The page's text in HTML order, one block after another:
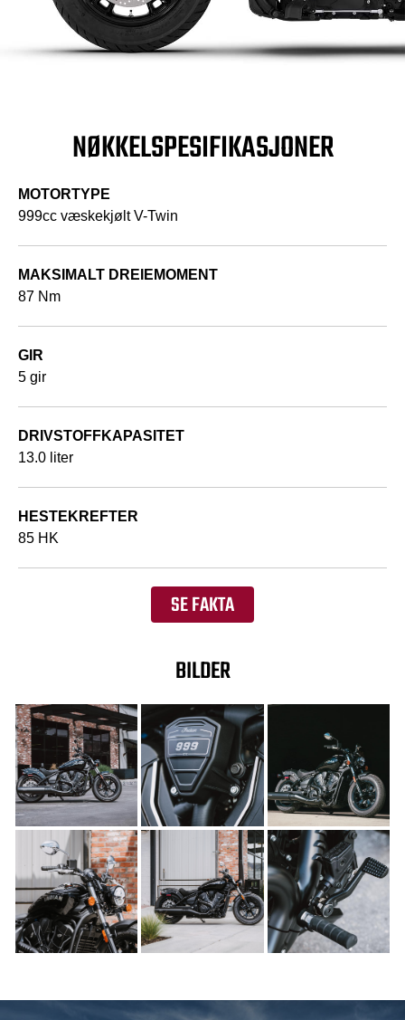
NØKKELSPESIFIKASJONER
MOTORTYPE
999cc væskekjølt V-Twin
MAKSIMALT DREIEMOMENT
87 Nm
GIR
5 gir
DRIVSTOFFKAPASITET
13.0 liter
HESTEKREFTER
85 HK
SE FAKTA
BILDER